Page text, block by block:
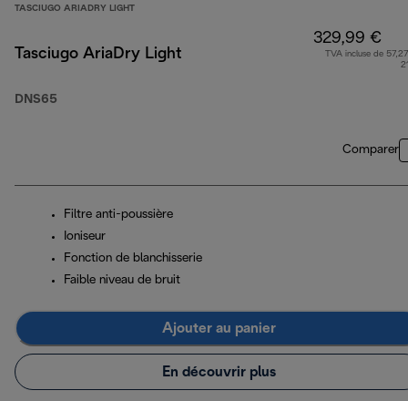
TASCIUGO ARIADRY LIGHT
Tasciugo AriaDry Light
DNS65
329,99 €
TVA incluse de
Comparer
Filtre anti-poussière
Ioniseur
Fonction de blanchisserie
Faible niveau de bruit
Ajouter au panier
En découvrir plus